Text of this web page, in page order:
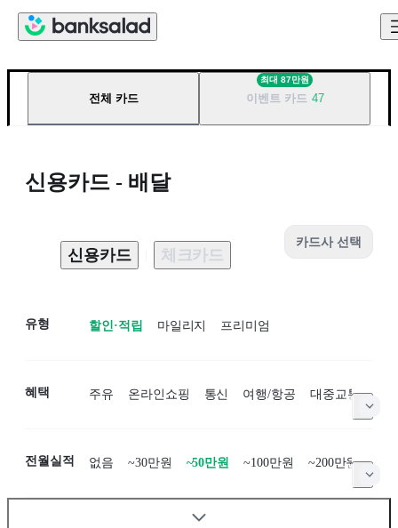
전체 카드
최대87만원
이벤트 카드 47
신용카드 - 배달
신용카드 체크카드
카드사 선택
유형 할인·적립 마일리지 프리미엄
혜택 주유 온라인쇼핑 통신 여행/항공 대중교통
전월실적 없음 ~30만원 ~50만원 ~100만원 ~200만원